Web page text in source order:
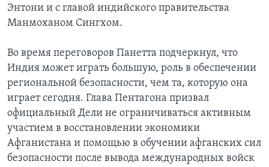
Энтони и с главой индийского правительства
Манмоханом Сингхом.
Во время переговоров Панетта подчеркнул, что
Индия может играть большую, роль в обеспечении
региональной безопасности, чем та, которую она
играет сегодня. Глава Пентагона призвал
официальный Дели не ограничиваться активным
участием в восстановлении экономики
Афганистана и помощью в обучении афганских сил
безопасности после вывода международных войск